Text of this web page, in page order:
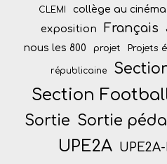
CLEMI collège au cinéma
exposition Français
nous les 800 projet Projets
républicaine
Section
Sortie Sortie
UPE2A